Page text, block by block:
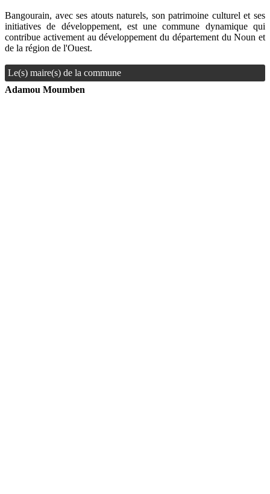
Bangourain, avec ses atouts naturels, son patrimoine culturel et ses
initiatives de développement, est une commune dynamique qui
contribue activement au développement du département du Noun et
de la région de l'Ouest.
Le(s) maire(s) de la commune
Adamou Moumben